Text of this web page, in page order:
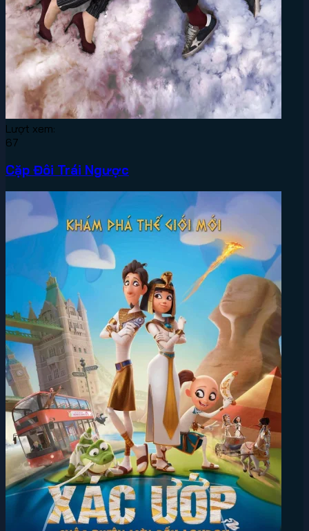
Lượt xem:
67
Cặp Đôi Trái Ngược